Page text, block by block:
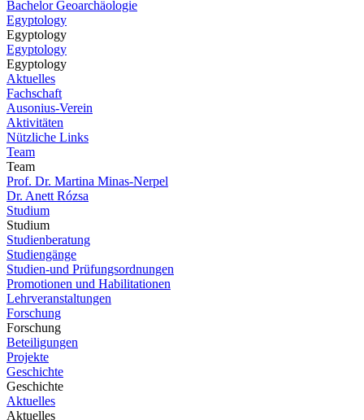
Bachelor Geoarchäologie
Egyptology
Egyptology
Egyptology
Egyptology
Aktuelles
Fachschaft
Ausonius-Verein
Aktivitäten
Nützliche Links
Team
Team
Prof. Dr. Martina Minas-Nerpel
Dr. Anett Rózsa
Studium
Studium
Studienberatung
Studiengänge
Studien-und Prüfungsordnungen
Promotionen und Habilitationen
Lehrveranstaltungen
Forschung
Forschung
Beteiligungen
Projekte
Geschichte
Geschichte
Aktuelles
Aktuelles